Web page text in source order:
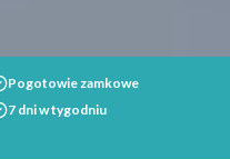
Pogotowie zamkowe
7 dni w tygodniu